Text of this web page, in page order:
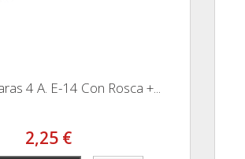
4 A. E-14 Con Rosca +...
2,25 €